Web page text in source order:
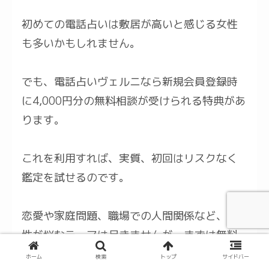
初めての電話占いは敷居が高いと感じる女性
も多いかもしれません。
でも、電話占いヴェルニなら新規会員登録時
に4,000円分の無料相談が受けられる特典があ
ります。
これを利用すれば、実質、初回はリスクなく
鑑定を試せるのです。
恋愛や家庭問題、職場での人間関係など、女
性が悩むテーマは尽きませんが、まずは無料
分を使って、自分と瀬那先生との相性を確か
ホーム 検索 トップ サイドバー